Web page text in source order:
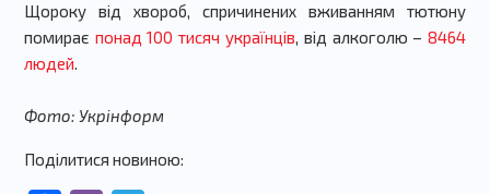
Щороку від хвороб, спричинених вживанням тютюну
помирає понад 100 тисяч українців, від алкоголю –8464
людей.
Фото: Укрінформ
Поділитися новиною: